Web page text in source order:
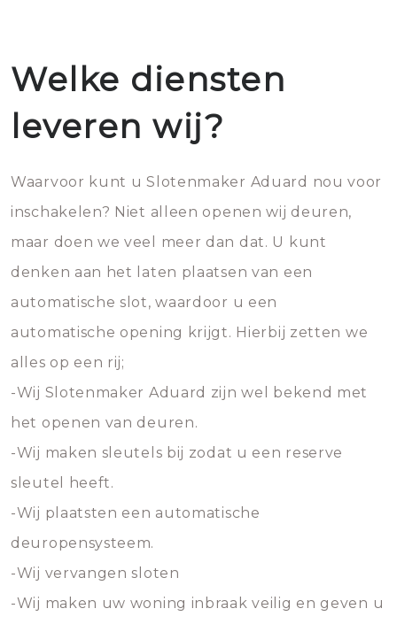
Welke diensten
leveren wij?
Waarvoor kunt u Slotenmaker Aduard nou voor
inschakelen? Niet alleen openen wij deuren,
maar doen we veel meer dan dat. U kunt
denken aan het laten plaatsen van een
automatische slot, waardoor u een
automatische opening krijgt. Hierbij zetten we
alles op een rij;
-Wij Slotenmaker Aduard zijn wel bekend met
het openen van deuren.
-Wij maken sleutels bij zodat u een reserve
sleutel heeft.
-Wij plaatsten een automatische
deuropensysteem.
-Wij vervangen sloten
-Wij maken uw woning inbraak veilig en geven u